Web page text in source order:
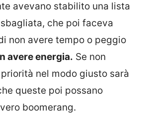
avevano stabilito una lista
che poi faceva
non avere tempo o peggio
avere energia. Se non
nel modo giusto sarà
queste poi possano
boomerang.